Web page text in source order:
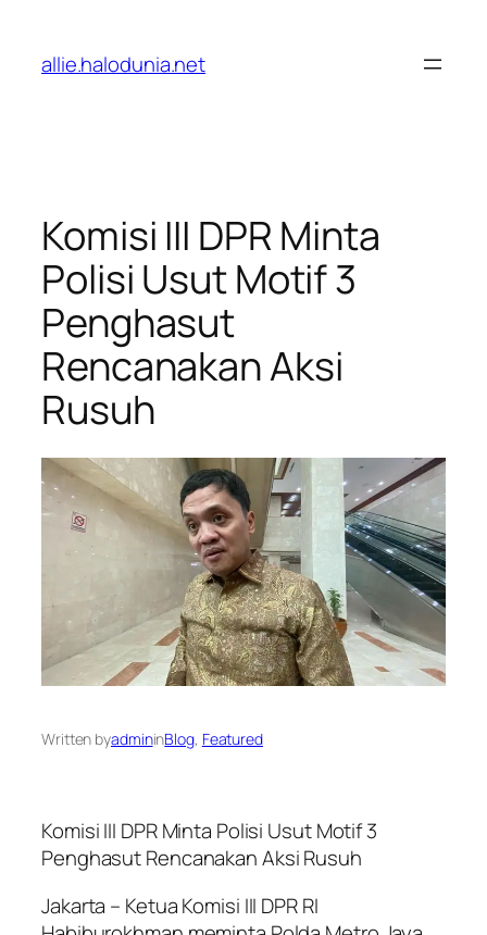
konten
allie.halodunia.net
Komisi III DPR Minta
Polisi Usut Motif 3
Penghasut
Rencanakan Aksi
Rusuh
Written byadmininBlog, Featured
Komisi III DPR Minta Polisi Usut Motif 3
Penghasut Rencanakan Aksi Rusuh
Jakarta – Ketua Komisi III DPR RI